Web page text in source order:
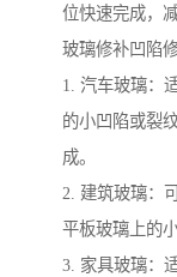
位快速完成，
玻璃修补凹陷
1. 汽车玻璃：
的小凹陷或裂
成。
2. 建筑玻璃：
平板玻璃上的
3. 家具玻璃：